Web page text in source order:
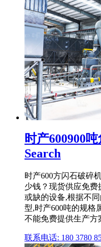
时产600900
Search
时产600方闪石破碎
少钱？现货供应免
或缺的设备,根据不
型,时产600吨的规格
不能免费提供生产方
联系电话: 180 3780